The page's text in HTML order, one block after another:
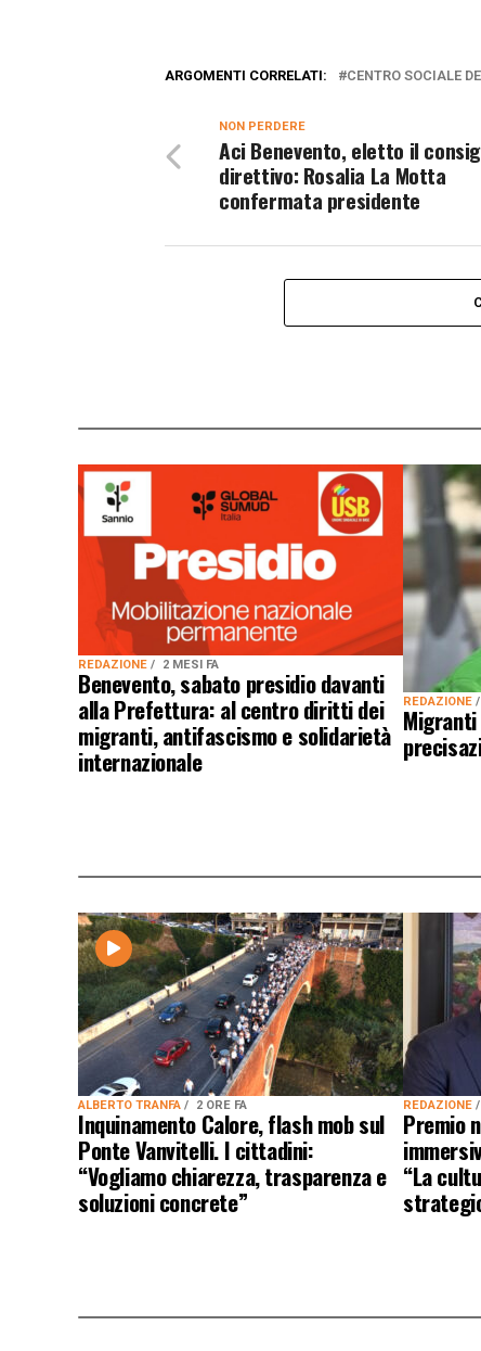
ARGOMENTI CORRELATI: CENTRO SOCIALE
NON PERDERE
Aci Benevento, eletto il
direttivo: Rosalia La Motta
confermata presidente
REDAZIONE 2 MESI FA
Benevento, sabato presidio davanti
alla Prefettura: al centro diritti dei
migranti, antifascismo e solidarietà
internazionale
REDAZIONE
ALBERTO TRANFA 2 ORE FA
Inquinamento Calore, flash mob sul
Ponte Vanvitelli. I cittadini:
“Vogliamo chiarezza, trasparenza e
soluzioni concrete”
REDAZIONE
Premio
“La